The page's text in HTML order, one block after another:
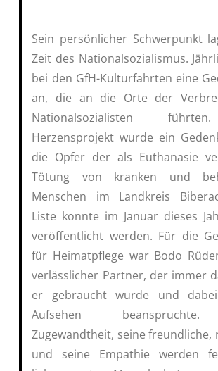
Sein persönlicher Schwerpunkt
Zeit des Nationalsozialismus.
bei den GfH-Kulturfahrten eine
an, die an die Orte der
Nationalsozialisten
Herzensprojekt wurde ein
die Opfer der als Euthanasie
Tötung von kranken und
Menschen im Landkreis
Liste konnte im Januar dieses
veröffentlicht werden. Für die
für Heimatpflege war Bodo
verlässlicher Partner, der immer
er gebraucht wurde und
Aufsehen
Zugewandtheit, seine freundliche,
und seine Empathie werden